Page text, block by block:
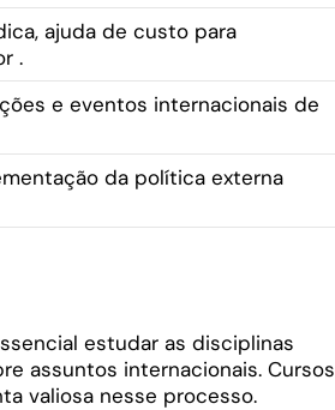
ajuda de custo para
.
e eventos internacionais de
da política externa
estudar as disciplinas
assuntos internacionais. Cursos
valiosa nesse processo.